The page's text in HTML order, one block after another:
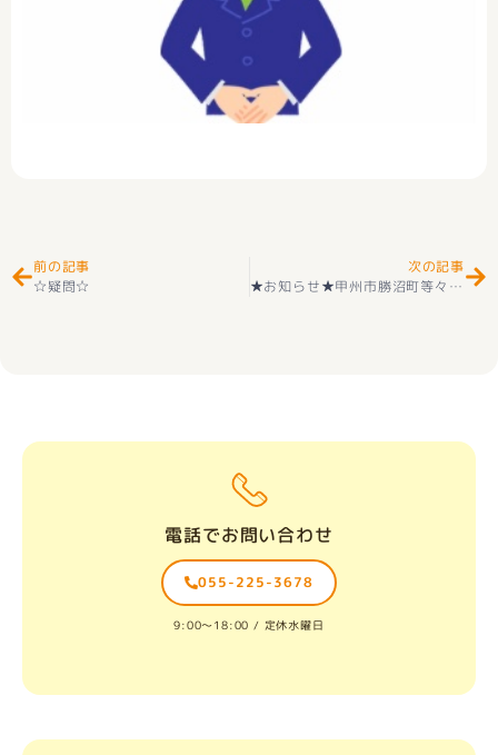
前の記事
☆疑問☆
次の記事
★お知らせ★甲州市勝沼町等々力 中古住宅 好評販売中です(^_-)-☆
電話でお問い合わせ
055-225-3678
9:00〜18:00 / 定休水曜日